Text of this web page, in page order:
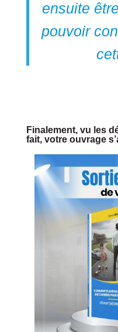
ensuite
pouvoir
Finalement, vu les
fait, votre ouvrage